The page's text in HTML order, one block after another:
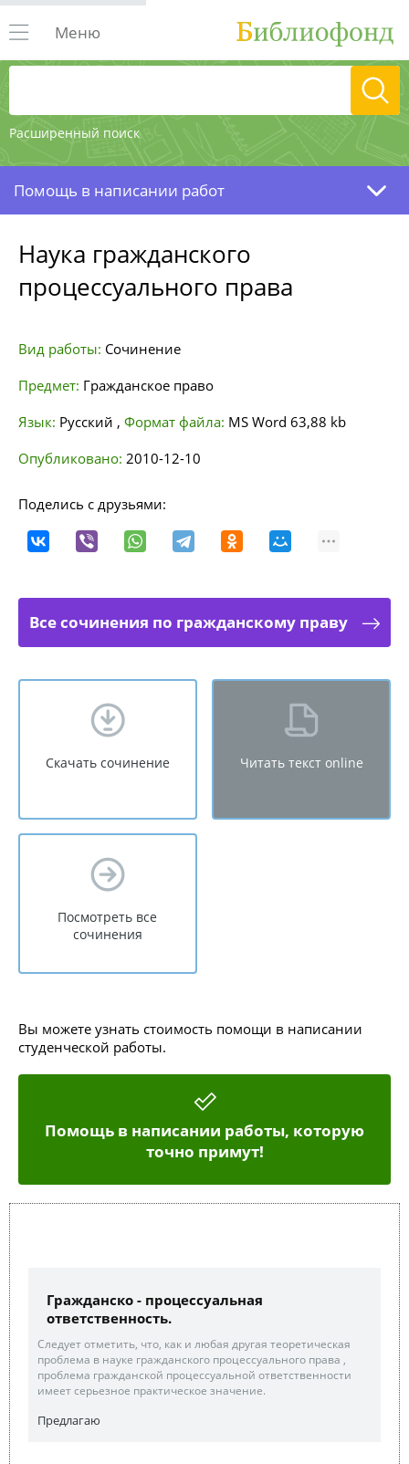
Расширенный поиск
Меню
Помощь в написании работ
Наука гражданского
процессуального права
Вид работы: Сочинение
Предмет: Гражданское право
Язык: Русский , Формат файла: MS Word 63,88 kb
Опубликовано: 2010-12-10
Поделись с друзьями:
Все сочинения по гражданскому праву
Скачать сочинение Читать текст online
Посмотреть все
сочинения
Вы можете узнать стоимость помощи в написании
студенческой работы.
Помощь в написании работы, которую
точно примут!
Гражданско - процессуальная
ответственность.
Следует отметить, что, как и любая другая теоретическая
проблема в науке гражданского процессуального права ,
проблема гражданской процессуальной ответственности
имеет серьезное практическое значение.
Предлагаю